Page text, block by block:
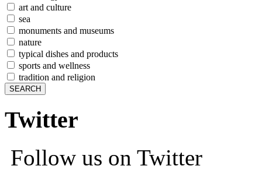
art and culture
sea
monuments and museums
nature
typical dishes and products
sports and wellness
tradition and religion
Twitter
Follow us on Twitter